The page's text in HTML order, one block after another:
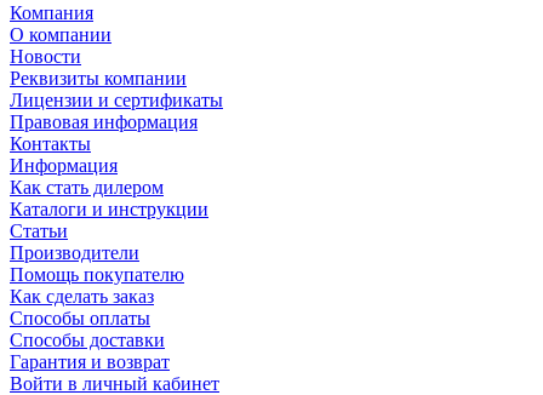
Компания
О компании
Новости
Реквизиты компании
Лицензии и сертификаты
Правовая информация
Контакты
Информация
Как стать дилером
Каталоги и инструкции
Статьи
Производители
Помощь покупателю
Как сделать заказ
Способы оплаты
Способы доставки
Гарантия и возврат
Войти в личный кабинет